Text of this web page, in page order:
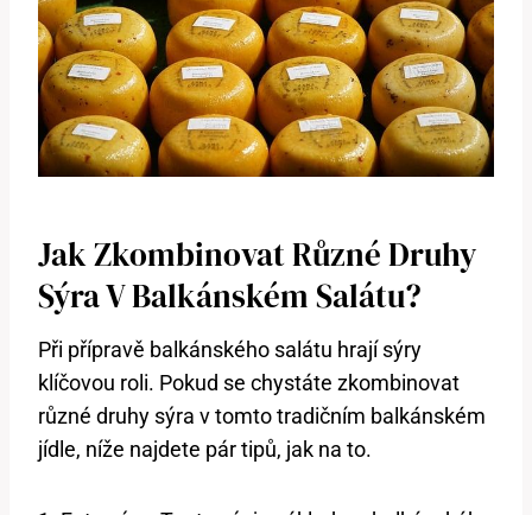
Jak Zkombinovat Různé Druhy⁤
Sýra V Balkánském Salátu?
Při přípravě balkánského ​salátu ‍hrají sýry
klíčovou roli. ⁣Pokud se chystáte zkombinovat
různé druhy sýra v tomto tradičním balkánském
jídle, níže najdete pár tipů, jak na to.